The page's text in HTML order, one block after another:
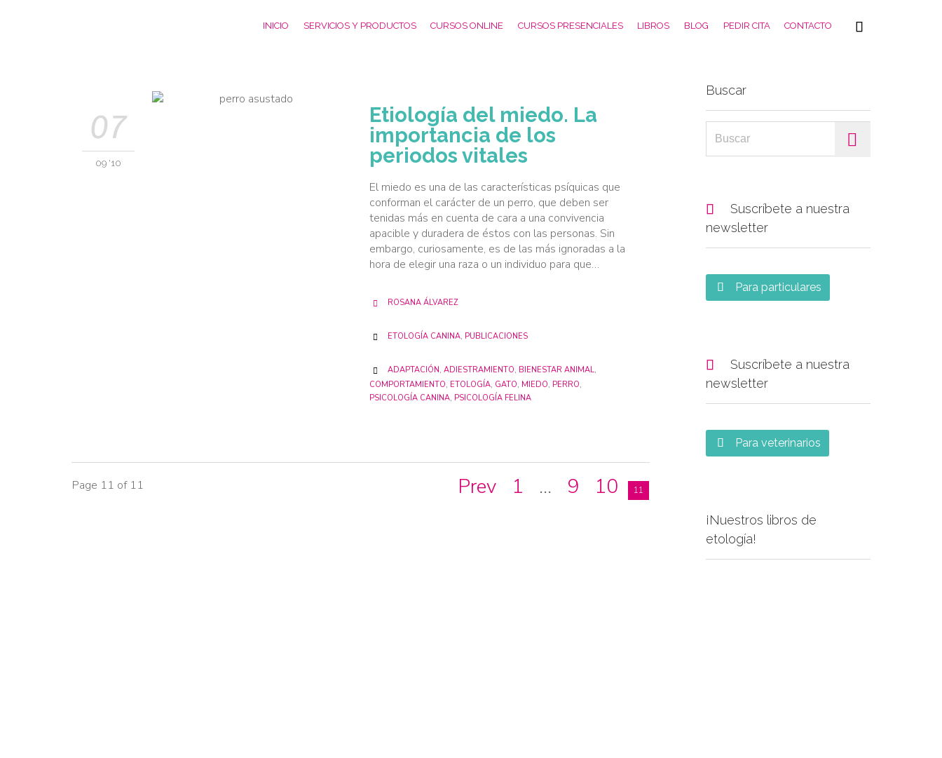
Skip
INICIO SERVICIOS Y PRODUCTOS CURSOS ONLINE CURSOS PRESENCIALES LIBROS BLOG PEDIR CITA CONTACTO 
07
09 '10
Etiología del miedo. La
importancia de los
periodos vitales
El miedo es una de las características psíquicas que
conforman el carácter de un perro, que deben ser
tenidas más en cuenta de cara a una convivencia
apacible y duradera de éstos con las personas. Sin
embargo, curiosamente, es de las más ignoradas a la
hora de elegir una raza o un individuo para que…
 ROSANA ÁLVAREZ
 CATEGORY
ETOLOGÍA CANINA, PUBLICACIONES
 CATEGORY
ADAPTACIÓN, ADIESTRAMIENTO, BIENESTAR ANIMAL,
COMPORTAMIENTO, ETOLOGÍA, GATO, MIEDO, PERRO,
PSICOLOGÍA CANINA, PSICOLOGÍA FELINA
Page 11 of 11 Prev 1 … 9 10 11
Buscar

Suscríbete a nuestra
newsletter
 Para particulares

Suscríbete a nuestra
newsletter
 Para veterinarios
¡Nuestros libros de
etología!